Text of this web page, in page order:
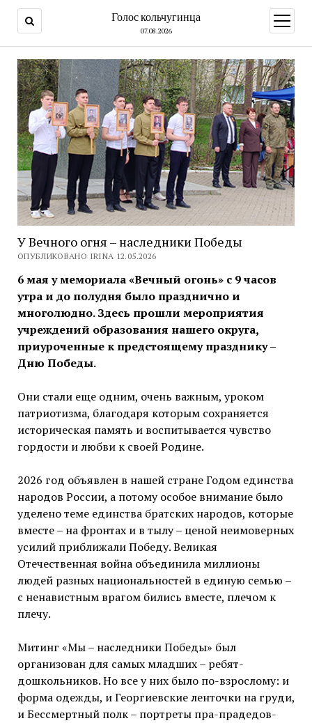
Голос кольчугинца
07.08.2026
меню
У Вечного огня – наследники Победы
ОПУБЛИКОВАНО IRINA 12.05.2026
6 мая у мемориала «Вечный огонь» с 9 часов
утра и до полудня было празднично и
многолюдно. Здесь прошли мероприятия
учреждений образования нашего округа,
приуроченные к предстоящему празднику –
Дню Победы.
Они стали еще одним, очень важным, уроком
патриотизма, благодаря которым сохраняется
историческая память и воспитывается чувство
гордости и любви к своей Родине.
2026 год объявлен в нашей стране Годом единства
народов России, а потому особое внимание было
уделено теме единства братских народов, которые
вместе – на фронтах и в тылу – ценой неимоверных
усилий приближали Победу. Великая
Отечественная война объединила миллионы
людей разных национальностей в единую семью –
с ненавистным врагом бились вместе, плечом к
плечу.
Митинг «Мы – наследники Победы» был
организован для самых младших – ребят-
дошкольников. Но все у них было по-взрослому: и
форма одежды, и Георгиевские ленточки на груди,
и Бессмертный полк – портреты пра-прадедов-